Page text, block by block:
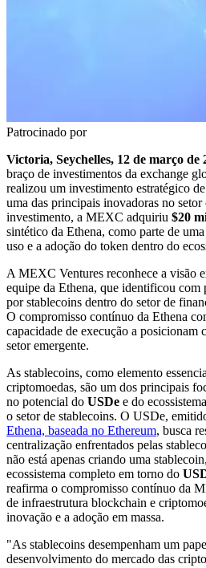
Patrocinado por
Victoria, Seychelles, 12 de março de
braço de investimentos da exchange
realizou um investimento estratégico de
uma das principais inovadoras no
investimento, a MEXC adquiriu $20
sintético da Ethena, como parte de
uso e a adoção do token dentro do
A MEXC Ventures reconhece a visão
equipe da Ethena, que identificou com
por stablecoins dentro do setor de
O compromisso contínuo da Ethena
capacidade de execução a posicionam
setor emergente.
As stablecoins, como elemento
criptomoedas, são um dos principais
no potencial do USDe e do
o setor de stablecoins. O USDe,
Ethena, baseada no Ethereum, busca
centralização enfrentados pelas
não está apenas criando uma
ecossistema completo em torno do
reafirma o compromisso contínuo da
de infraestrutura blockchain e
inovação e a adoção em massa.
"As stablecoins desempenham um
desenvolvimento do mercado das